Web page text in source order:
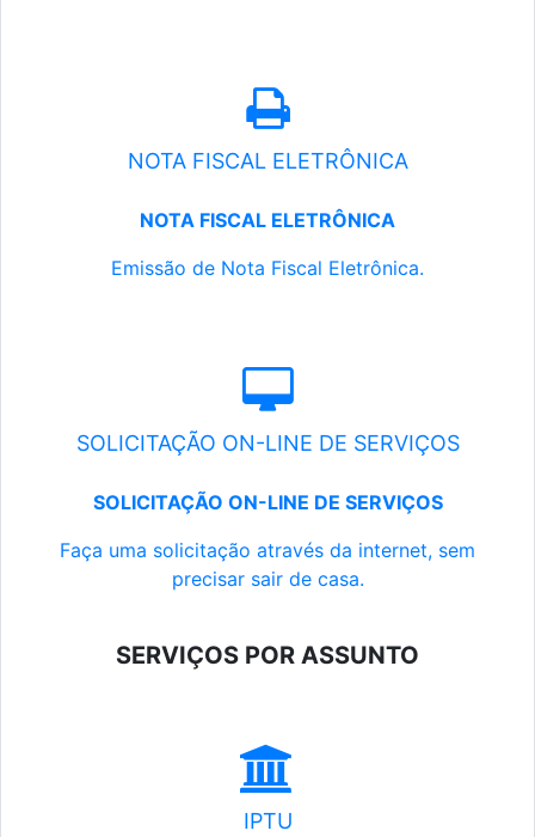
NOTA FISCAL ELETRÔNICA
NOTA FISCAL ELETRÔNICA
Emissão de Nota Fiscal Eletrônica.
SOLICITAÇÃO ON-LINE DE SERVIÇOS
SOLICITAÇÃO ON-LINE DE SERVIÇOS
Faça uma solicitação através da internet, sem
precisar sair de casa.
SERVIÇOS POR ASSUNTO
IPTU